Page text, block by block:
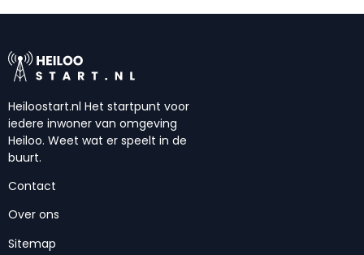
Heiloostart.nl Het startpunt voor
iedere inwoner van omgeving
Heiloo. Weet wat er speelt in de
buurt.
Contact
Over ons
Sitemap